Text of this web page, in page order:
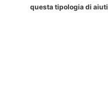
questa tipologia di aiuti